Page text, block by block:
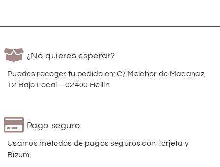
¿No quieres esperar?
Puedes recoger tu pedido en: C/ Melchor de Macanaz,
12 Bajo Local – 02400 Hellín
Pago seguro
Usamos métodos de pagos seguros con Tarjeta y
Bizum.